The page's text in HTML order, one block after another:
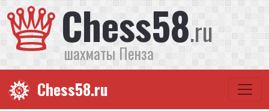
Chess58.ru
шахматы Пенза
Chess58.ru